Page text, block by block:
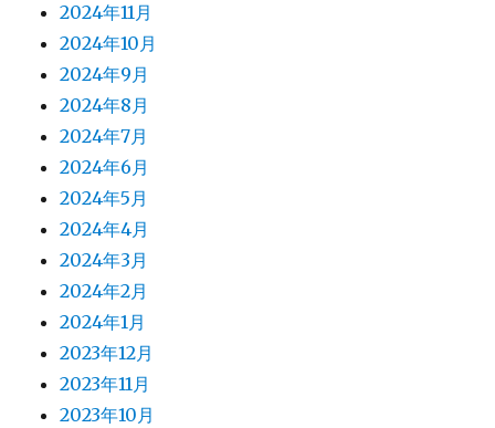
2024年11月
2024年10月
2024年9月
2024年8月
2024年7月
2024年6月
2024年5月
2024年4月
2024年3月
2024年2月
2024年1月
2023年12月
2023年11月
2023年10月